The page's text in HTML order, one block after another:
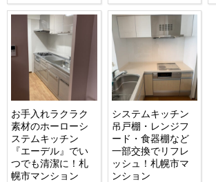
お手入れラクラク
素材のホーローシ
ステムキッチン
『エーデル』でい
つでも清潔に！札
幌市マンション
システムキッチン
吊戸棚・レンジフ
ード・食器棚など
一部交換でリフレ
ッシュ！札幌市マ
ンション